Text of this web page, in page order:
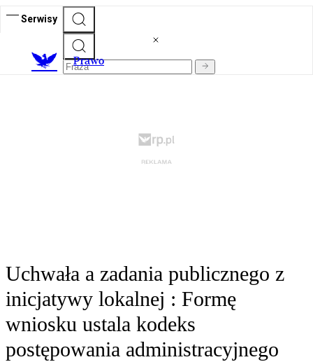
Serwisy
Prawo
Uchwała a zadania publicznego z
inicjatywy lokalnej : Formę
wniosku ustala kodeks
postępowania administracyjnego